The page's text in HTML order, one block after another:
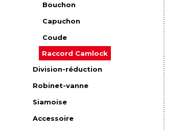
Bouchon
Capuchon
Coude
Raccord Camlock
Division-réduction
Robinet-vanne
Siamoise
Accessoire